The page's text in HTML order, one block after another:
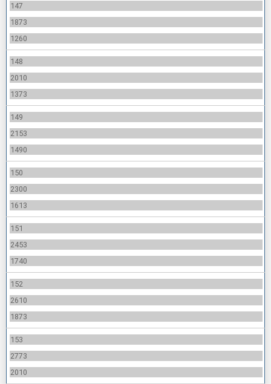
147
1873
1260
148
2010
1373
149
2153
1490
150
2300
1613
151
2453
1740
152
2610
1873
153
2773
2010